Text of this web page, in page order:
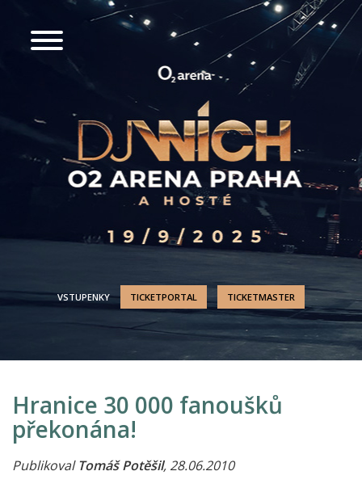
VSTUPENKY TICKETPORTAL TICKETMASTER
Hranice 30 000 fanoušků
překonána!
PublikovalTomáš Potěšil, 28.06.2010